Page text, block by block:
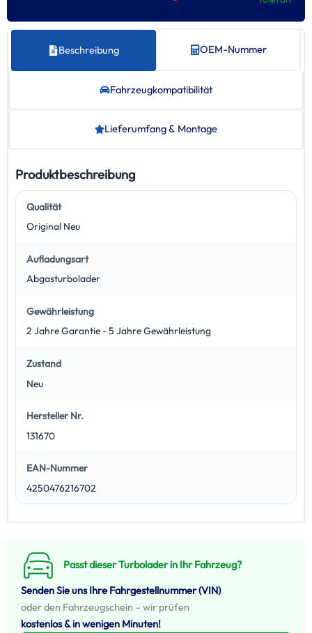
Beschreibung OEM-Nummer
Fahrzeug­kompatibilität
Lieferumfang & Montage
Produktbeschreibung
Qualität
Original Neu
Aufladungsart
Abgasturbolader
Gewährleistung
2 Jahre Garantie - 5 Jahre Gewährleistung
Zustand
Neu
Hersteller Nr.
131670
EAN-Nummer
4250476216702
Passt dieser Turbolader in Ihr Fahrzeug?
Senden Sie uns Ihre Fahrgestellnummer (VIN)
oder den Fahrzeugschein – wir prüfen
kostenlos & in wenigen Minuten!